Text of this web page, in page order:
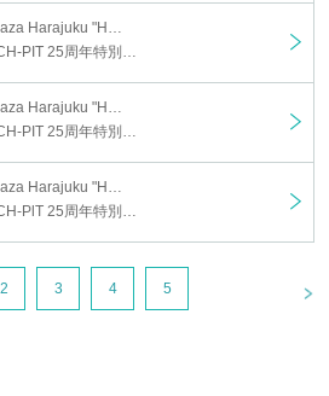
June 3, 2025 (Tuesday) 23:59
for crowdfunding supporters, and you will
was provided to you in advance to
~ 19:30 on each day of the event
11:00 and 19:00.
"Harakado" 4F Special Gallery
"Harakado" 4F Special Gallery
"Harakado" 4F Special Gallery
2 3 4 5